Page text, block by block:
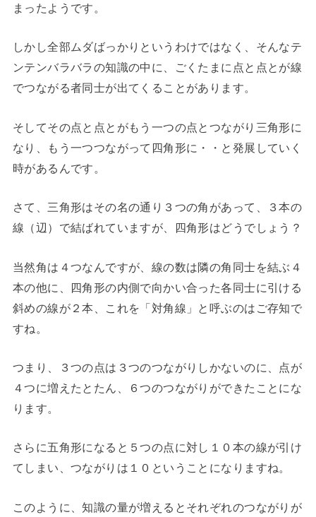
まったようです。
しかし全部ムダばっかりというわけではなく、そんなテ
ンテンバラバラの知識の中に、ごくたまに点と点とが線
でつながる者同士が出てくることがあります。
そしてその点と点とがもう一つの点とつながり三角形に
なり、もう一つつながって四角形に・・と発展していく
時があるんです。
さて、三角形はその名の通り３つの角があって、３本の
線（辺）で結ばれていますが、四角形はどうでしょう？
当然角は４つなんですが、線の数は隣の角同士を結ぶ４
本の他に、四角形の内側で向かい合った各同士に引ける
斜めの線が２本、これを「対角線」と呼ぶのはご存知で
すね。
つまり、３つの点は３つのつながりしかないのに、点が
４つに増えたとたん、６つのつながりができたことにな
ります。
さらに五角形になると５つの点に対し１０本の線が引け
てしまい、つながりは１０ということになりますね。
このように、知識の量が増えるとそれぞれのつながりが